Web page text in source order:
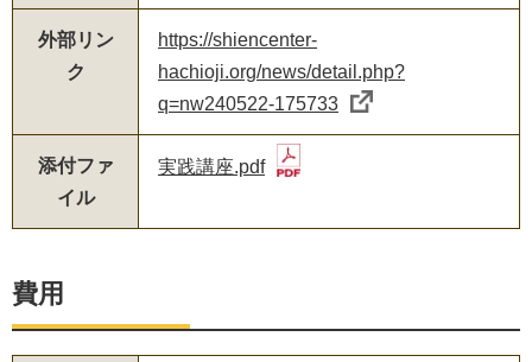
外部リン
ク
https://shiencenter-
hachioji.org/news/detail.php?
q=nw240522-175733
添付ファ
イル
実践講座.pdf
費用